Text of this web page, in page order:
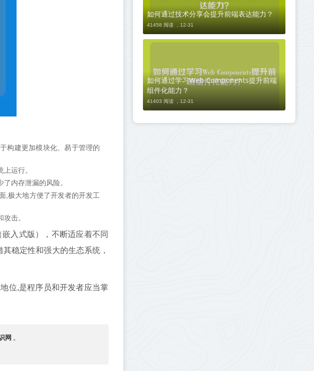
构建更加模块化、易于管理的
运行。
内存泄漏的风险。
,极大地方便了开发者的开发工
击。
入式版），不断适应着不同
稳定性和强大的生态系统，
位,是程序员和开发者应当掌
网 。
如何通过技术分享会提升前端表达能力？
41458 阅读 ， 12-31
如何通过学习Web Components提升前端
组件化能力？
41403 阅读 ， 12-31